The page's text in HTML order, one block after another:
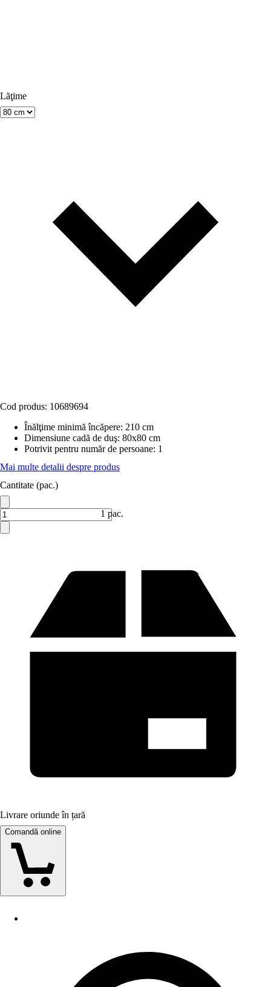
Lăţime
Cod produs: 10689694
Înălţime minimă încăpere: 210 cm
Dimensiune cadă de duş: 80x80 cm
Potrivit pentru număr de persoane: 1
Mai multe detalii despre produs
Cantitate (pac.)
1 pac.
Livrare oriunde în țară
Comandă online